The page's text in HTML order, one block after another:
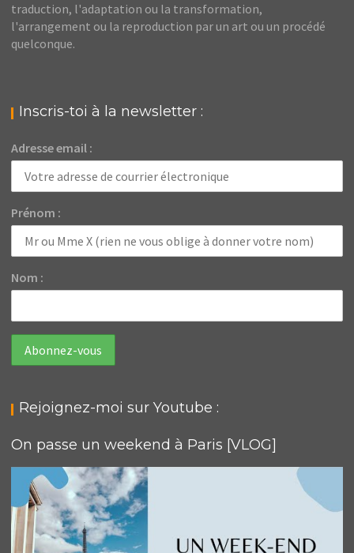
traduction, l'adaptation ou la transformation,
l'arrangement ou la reproduction par un art ou un procédé
quelconque.
Inscris-toi à la newsletter :
Adresse email :
Prénom :
Nom :
Rejoignez-moi sur Youtube :
On passe un weekend à Paris [VLOG]